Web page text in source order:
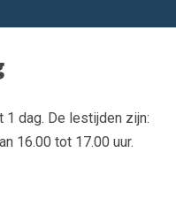
dag. De lestijden zijn:
16.00 tot 17.00 uur.